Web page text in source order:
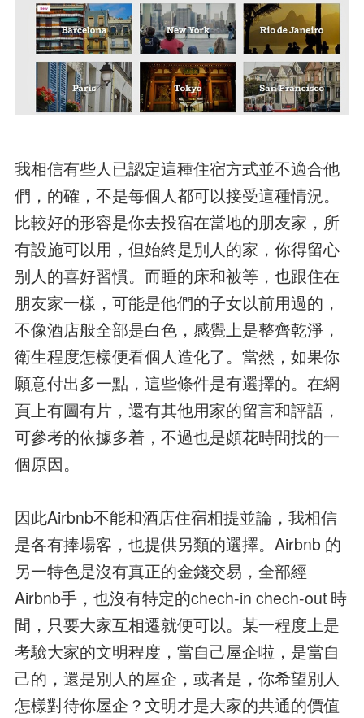
我相信有些人已認定這種住宿方式並不適合他
們，的確，不是每個人都可以接受這種情況。
比較好的形容是你去投宿在當地的朋友家，所
有設施可以用，但始終是別人的家，你得留心
别人的喜好習慣。而睡的床和被等，也跟住在
朋友家一樣，可能是他們的子女以前用過的，
不像酒店般全部是白色，感覺上是整齊乾淨，
衛生程度怎樣便看個人造化了。當然，如果你
願意付出多一點，這些條件是有選擇的。在網
頁上有圖有片，還有其他用家的留言和評語，
可參考的依據多着，不過也是頗花時間找的一
個原因。
因此Airbnb不能和酒店住宿相提並論，我相信
是各有捧場客，也提供另類的選擇。Airbnb 的
另一特色是沒有真正的金錢交易，全部經
Airbnb手，也沒有特定的chech-in chech-out 時
間，只要大家互相遷就便可以。某一程度上是
考驗大家的文明程度，當自己屋企啦，是當自
己的，還是別人的屋企，或者是，你希望別人
怎樣對待你屋企？文明才是大家的共通的價值